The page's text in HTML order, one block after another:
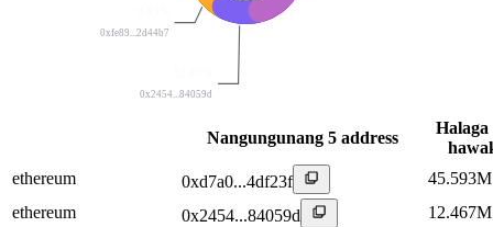
0xfe89...2d44b7
0x2454...84059d
Nangungunang 5 address
Halaga
ethereum
0xd7a0...4df23f
45.593M
ethereum
0x2454...84059d
12.467M